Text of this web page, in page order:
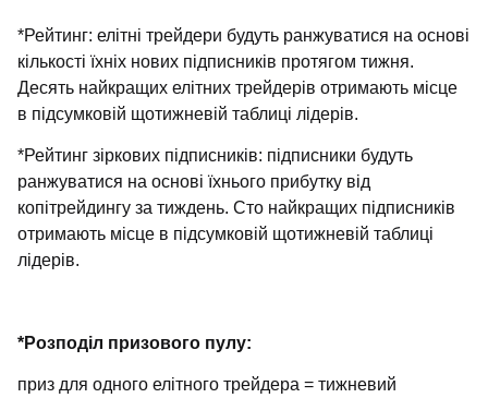
*Рейтинг: елітні трейдери будуть ранжуватися на основі
кількості їхніх нових підписників протягом тижня.
Десять найкращих елітних трейдерів отримають місце
в підсумковій щотижневій таблиці лідерів.
*Рейтинг зіркових підписників: підписники будуть
ранжуватися на основі їхнього прибутку від
копітрейдингу за тиждень. Сто найкращих підписників
отримають місце в підсумковій щотижневій таблиці
лідерів.
*Розподіл призового пулу:
приз для одного елітного трейдера = тижневий